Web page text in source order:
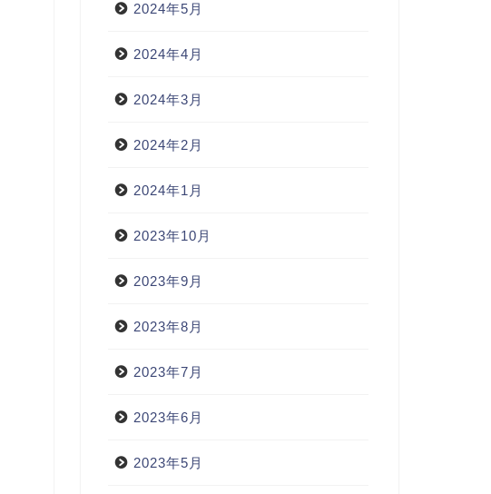
2024年5月
2024年4月
2024年3月
2024年2月
2024年1月
2023年10月
2023年9月
2023年8月
2023年7月
2023年6月
2023年5月